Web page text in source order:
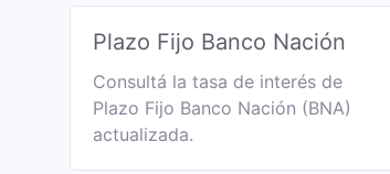
Plazo Fijo Banco Nación
Consultá la tasa de interés de
Plazo Fijo Banco Nación (BNA)
actualizada.